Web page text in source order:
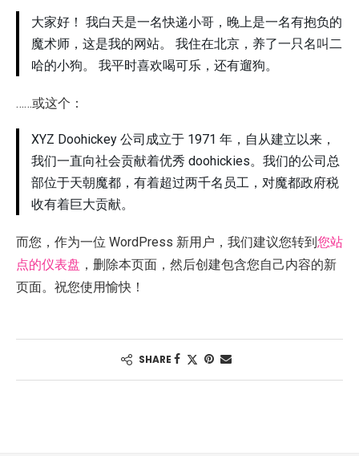
大家好！ 我白天是一名快递小哥，晚上是一名有抱负的
魔术师，这是我的网站。 我住在北京，养了一只名叫二
哈的小狗。 我平时喜欢喝可乐，还有遛狗。
……或这个：
XYZ Doohickey 公司成立于 1971 年，自从建立以来，
我们一直向社会贡献着优秀 doohickies。我们的公司总
部位于天朝魔都，有着超过两千名员工，对魔都政府税
收有着巨大贡献。
而您，作为一位 WordPress 新用户，我们建议您转到您站
点的仪表盘 ，删除本页面，然后创建包含您自己内容的新
页面。祝您使用愉快！
SHARE